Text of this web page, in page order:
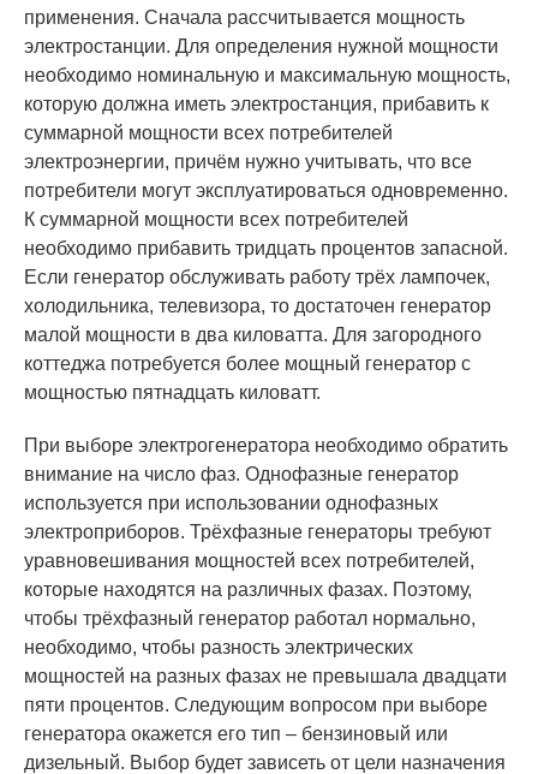
применения. Сначала рассчитывается мощность
электростанции. Для определения нужной мощности
необходимо номинальную и максимальную мощность,
которую должна иметь электростанция, прибавить к
суммарной мощности всех потребителей
электроэнергии, причём нужно учитывать, что все
потребители могут эксплуатироваться одновременно.
К суммарной мощности всех потребителей
необходимо прибавить тридцать процентов запасной.
Если генератор обслуживать работу трёх лампочек,
холодильника, телевизора, то достаточен генератор
малой мощности в два киловатта. Для загородного
коттеджа потребуется более мощный генератор с
мощностью пятнадцать киловатт.
При выборе электрогенератора необходимо обратить
внимание на число фаз. Однофазные генератор
используется при использовании однофазных
электроприборов. Трёхфазные генераторы требуют
уравновешивания мощностей всех потребителей,
которые находятся на различных фазах. Поэтому,
чтобы трёхфазный генератор работал нормально,
необходимо, чтобы разность электрических
мощностей на разных фазах не превышала двадцати
пяти процентов. Следующим вопросом при выборе
генератора окажется его тип – бензиновый или
дизельный. Выбор будет зависеть от цели назначения